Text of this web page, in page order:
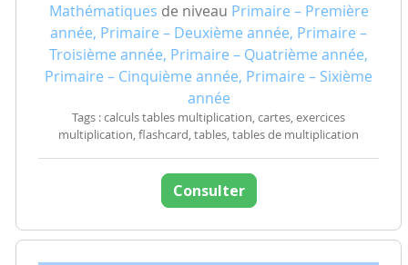
Mathématiques de niveau Primaire – Première
année, Primaire – Deuxième année, Primaire –
Troisième année, Primaire – Quatrième année,
Primaire – Cinquième année, Primaire – Sixième
année
Tags : calculs tables multiplication, cartes, exercices
multiplication, flashcard, tables, tables de multiplication
Consulter